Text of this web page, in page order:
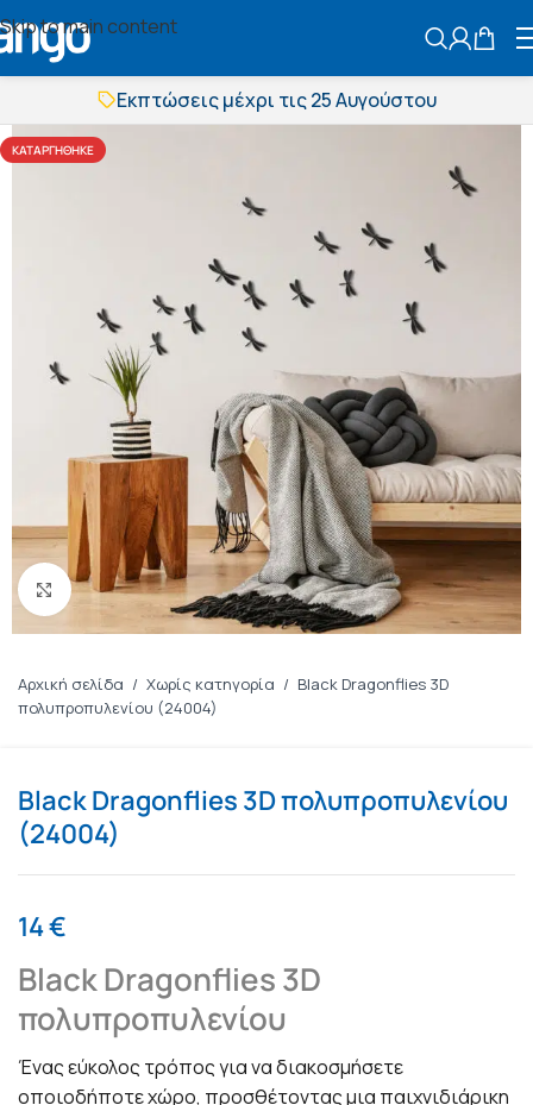
Skip to main content
Εκπτώσεις μέχρι τις 25 Αυγούστου
Δωρεάν μεταφορικά
Εκπτώσεις μέχρι τις 25 Αυγούστου
Δωρεάν μεταφορικά
BOXNOW αποστολή
Άμεση παράδοση
ΚΑΤΑΡΓΉΘΗΚΕ
Πατήστε για μεγέθυνση
Αρχική σελίδα / Χωρίς κατηγορία / Black Dragonflies 3D
πολυπροπυλενίου (24004)
Black Dragonflies 3D πολυπροπυλενίου
(24004)
14€
Black Dragonflies 3D
πολυπροπυλενίου
Ένας εύκολος τρόπος για να διακοσμήσετε
οποιοδήποτε χώρο, προσθέτοντας μια παιχνιδιάρικη